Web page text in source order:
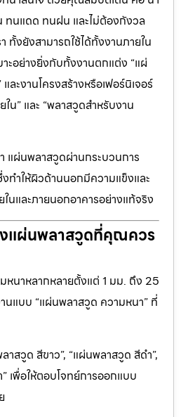
ทนแดด ทนฝน และไม่ต้องกังวล
ทั้งยังสามารถใช้ได้ทั้งงานภายใน
าะอย่างยิ่งกับทั้งงานตกแต่ง “แผ่
ะงานโครงสร้างหรือเฟอร์นิเจอร์
น” และ “พลาสวูดสำหรับงาน
แผ่นพลาสวูดผ่านกระบวนการ
ำให้ผิวด้านนอกมีความแข็งและ
ในและภายนอกอาคารอย่างแท้จริง
แผ่นพลาสวูดที่คุณควร
นาหลากหลายตั้งแต่ 1 มม. ถึง 25
นแบบ “แผ่นพลาสวูด ความหนา” ที่
าสวูด สีขาว”, “แผ่นพลาสวูด สีดำ”,
เพื่อให้ตอบโจทย์การออกแบบ